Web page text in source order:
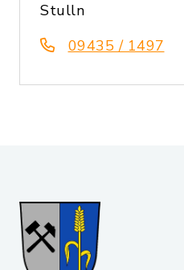
Stulln
09435 / 1497